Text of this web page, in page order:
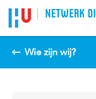
Spring naar pagina
NETWERK
Wie zijn wij?